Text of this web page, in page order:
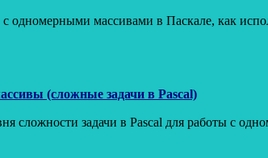
с одномерными массивами в Паскале, как
(сложные задачи в Pascal)
сложности задачи в Pascal для работы с